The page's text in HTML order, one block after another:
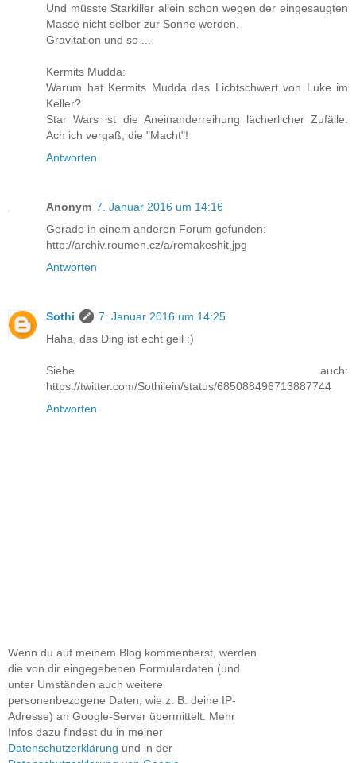
Und müsste Starkiller allein schon wegen der eingesaugten
Masse nicht selber zur Sonne werden,
Gravitation und so ...
Kermits Mudda:
Warum hat Kermits Mudda das Lichtschwert von Luke im
Keller?
Star Wars ist die Aneinanderreihung lächerlicher Zufälle.
Ach ich vergaß, die "Macht"!
Antworten
Anonym 7. Januar 2016 um 14:16
Gerade in einem anderen Forum gefunden:
http://archiv.roumen.cz/a/remakeshit.jpg
Antworten
Sothi
7. Januar 2016 um 14:25
Haha, das Ding ist echt geil :)
Siehe auch:
https://twitter.com/Sothilein/status/685088496713887744
Antworten
Wenn du auf meinem Blog kommentierst, werden
die von dir eingegebenen Formulardaten (und
unter Umständen auch weitere
personenbezogene Daten, wie z. B. deine IP-
Adresse) an Google-Server übermittelt. Mehr
Infos dazu findest du in meiner
Datenschutzerklärung und in der